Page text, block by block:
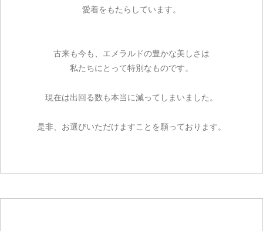
愛着をもたらしています。
古来も今も、エメラルドの豊かな美しさは
私たちにとって特別なものです。
現在は出回る数も本当に減ってしまいました。
是非、お選びいただけますことを願っております。